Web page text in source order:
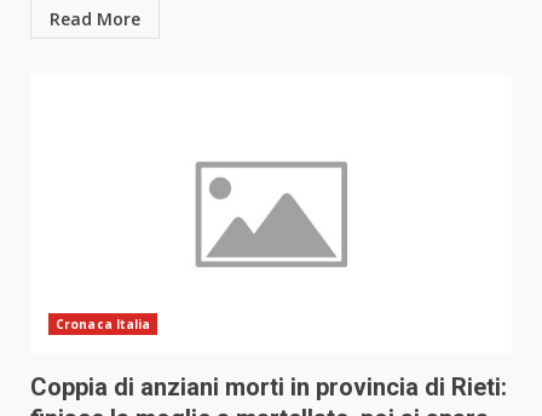
Read More
Cronaca Italia
Coppia di anziani morti in provincia di Rieti: